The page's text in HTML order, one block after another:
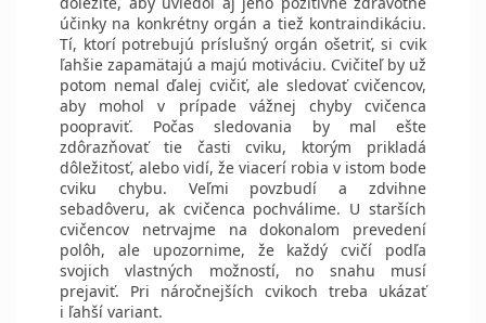
účinky na konkrétny orgán a tiež kontraindikáciu.
Tí, ktorí potrebujú príslušný orgán ošetriť, si cvik
ľahšie zapamätajú a majú motiváciu. Cvičiteľ by už
potom nemal ďalej cvičiť, ale sledovať cvičencov,
aby mohol v prípade vážnej chyby cvičenca
poopraviť. Počas sledovania by mal ešte
zdôrazňovať tie časti cviku, ktorým prikladá
dôležitosť, alebo vidí, že viacerí robia v istom bode
cviku chybu. Veľmi povzbudí a zdvihne
sebadôveru, ak cvičenca pochválime. U starších
cvičencov netrvajme na dokonalom prevedení
polôh, ale upozornime, že každý cvičí podľa
svojich vlastných možností, no snahu musí
prejaviť. Pri náročnejších cvikoch treba ukázať
i ľahší variant.